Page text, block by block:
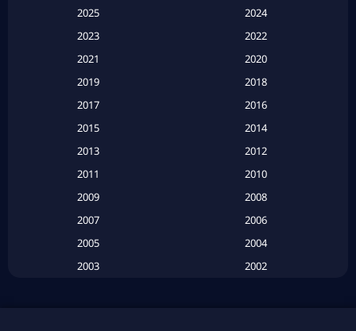
Based on a True Story สร้างจากเรื่องจริง(2)
Based on a True Story เรื่องจริง (20)
Based on a True Story เรื่องจริง (16)
2025
2024
2023
2022
2021
2020
2019
2018
2017
2016
2015
2014
2013
2012
2011
2010
2009
2008
2007
2006
2005
2004
2003
2002